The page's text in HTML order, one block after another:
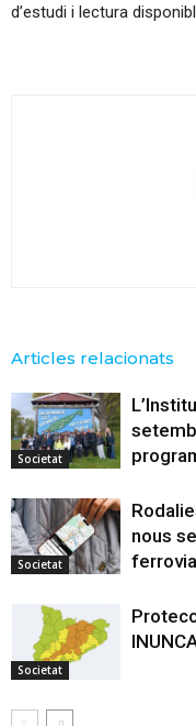
d’estudi i lectura
Articles relacionats
Societat
Societat
nous
Societat